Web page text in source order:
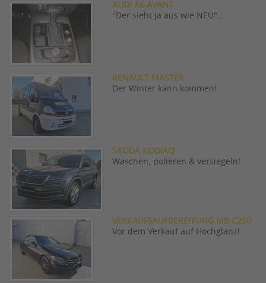
AUDI A6 AVANT
"Der sieht ja aus wie NEU"...
RENAULT MASTER
Der Winter kann kommen!
SKODA KODIAQ
Waschen, polieren & versiegeln!
VERKAUFSAUFBEREITUNG MB C250
Vor dem Verkauf auf Hochglanz!